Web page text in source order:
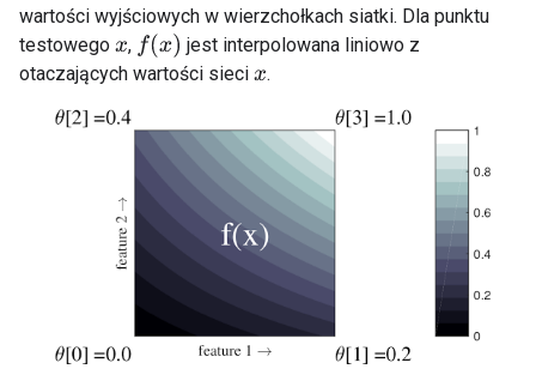
wartości wyjściowych w wierzchołkach siatki. Dla punktu
testowego x, f(x)
jest interpolowana liniowo z
otaczających wartości sieci x.